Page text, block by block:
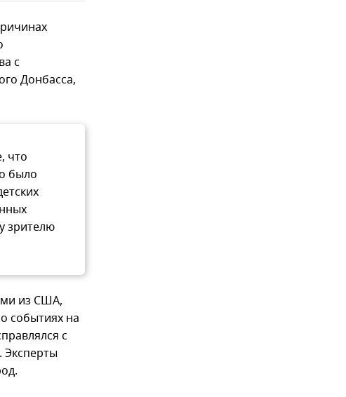
с
Донбасса,
что
было
зрителю
из США,
событиях на
с